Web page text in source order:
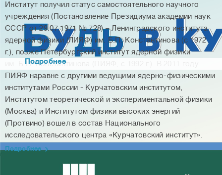
НИЦ «Курчатовский институт» - ПИЯФ осуществляет
обучение по образовательным программам высшего
образования – программам подготовки научно-
педагогических кадров в аспирантуре
Подробнее
Институт получил статус самостоятельного научного
учреждения (Постановление Президиума академии наук
СССР от 29.07.1971 № 728) – Ленинградского института
ядерной физики (ЛИЯФ) им. Б.П. Константинова (с 1972
г.), позже Петербургский институт ядерной физики
им. Б.П. Константинова (ПИЯФ, с 1992 г.). В 2011 году
ПИЯФ наравне с другими ведущими ядерно-физическими
институтами России - Курчатовским институтом,
Институтом теоретической и экспериментальной физики
(Москва) и Институтом физики высоких энергий
(Протвино) вошел в состав Национального
исследовательского центра «Курчатовский институт».
Подробнее